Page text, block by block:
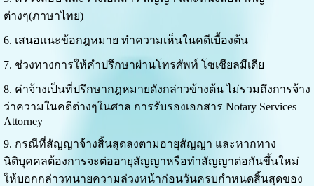
ต่างๆ(ภาษาไทย)
6. เสนอแนะข้อกฎหมาย ทำความเห็นในคดีเบื้องต้น
7. ช่วงทางการให้คำปรึกษาผ่านโทรศัพท์ โซเชียลมีเดีย
8. ค่าจ้างเป็นที่ปรึกษากฎหมายดังกล่าวข้างต้น ไม่รวมถึงการจ้าง
ว่าความในคดีต่างๆในศาล การรับรองเอกสาร Notary Services
Attorney
9. กรณีที่สัญญาจ้างสิ้นสุดลงตามอายุสัญญา และหากทาง
นิติบุคคลต้องการจะต่ออายุสัญญาหรือทำสัญญาต่อกันขึ้นใหม่
ให้บอกกล่าวทนายความล่วงหน้าก่อนวันครบกำหนดสิ้นสุดของ